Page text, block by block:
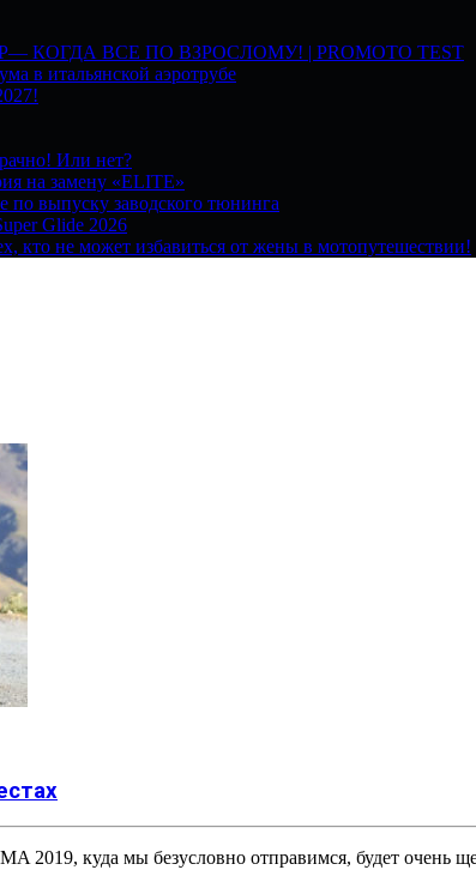
КОГДА ВСЕ ПО ВЗРОСЛОМУ! | PROMOTO TEST
в итальянской аэротрубе
Или нет?
на замену «ELITE»
по выпуску заводского тюнинга
Glide 2026
кто не может избавиться от жены в мотопутешествии!
2019, куда мы безусловно отправимся, будет очень